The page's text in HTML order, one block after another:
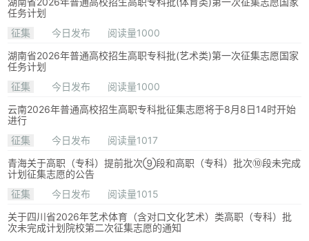
任务计划
征集
今日发布
阅读量1000
湖南省2026年普通高校招生高职专科批(艺术类)第一次征集志愿国家
任务计划
征集
今日发布
阅读量1000
云南2026年普通高校招生高职专科批征集志愿将于8月8日14时开始
进行
征集
今日发布
阅读量1017
青海关于高职（专科）提前批次⑨段和高职（专科）批次⑩段未完成
计划征集志愿的公告
征集
今日发布
阅读量1015
关于四川省2026年艺术体育（含对口文化艺术）类高职（专科）批
次未完成计划院校第二次征集志愿的通知